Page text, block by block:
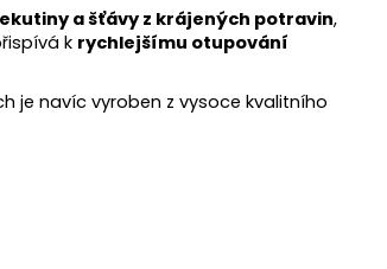
a šťávy z krájených potravin,
k rychlejšímu otupování
je navíc vyroben z vysoce kvalitního